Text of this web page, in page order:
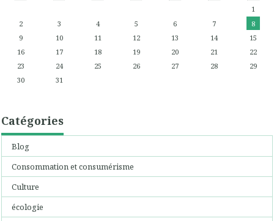
1
2
3 4 5 6 7
8
9
10 11 12 13 14
15
16
17 18 19 20 21
22
23
24 25 26 27 28
29
30
31
Catégories
Blog
Consommation et consumérisme
Culture
écologie